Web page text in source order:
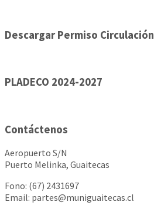
Descargar Permiso Circulación
PLADECO 2024-2027
Contáctenos
Aeropuerto S/N
Puerto Melinka, Guaitecas
Fono: (67) 2431697
Email: partes@muniguaitecas.cl